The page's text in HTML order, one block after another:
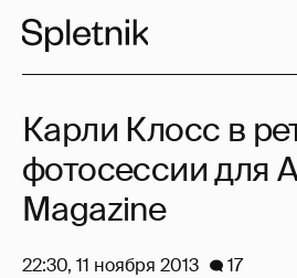
Карли Клосс в
фотосессии для
Magazine
22:30, 11 ноября 2013 17